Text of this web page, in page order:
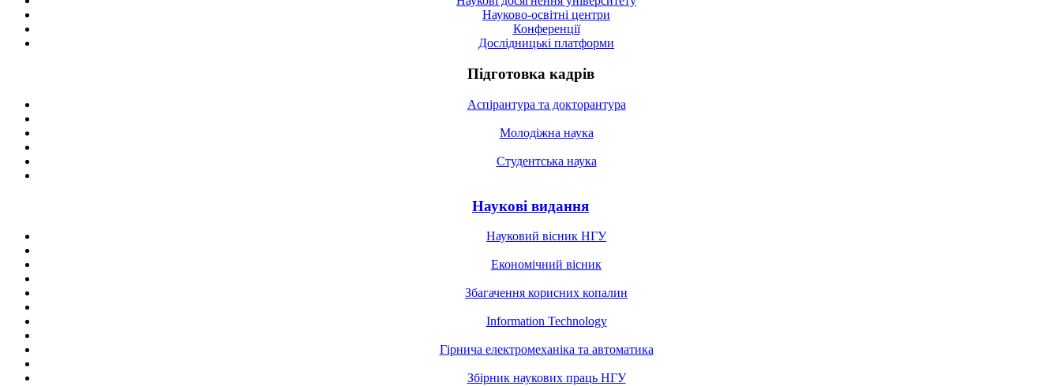
Науково-освітні центри
Конференції
Дослідницькі платформи
Підготовка кадрів
Аспірантура та докторантура
Молодіжна наука
Студентська наука
Наукові видання
Науковий вісник НГУ
Економічний вісник
Збагачення корисних копалин
Information Technology
Гірнича електромеханіка та автоматика
Збірник наукових праць НГУ